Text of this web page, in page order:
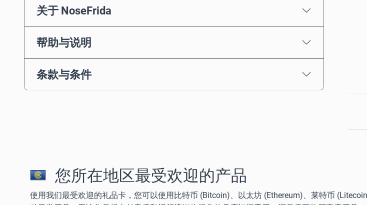
关于 NoseFrida
帮助与说明
条款与条件
您所在地区最受欢迎的产品
使用我们最受欢迎的礼品卡，您可以使用比特币 (Bitcoin)、以太坊 (Ethereum)、莱特币